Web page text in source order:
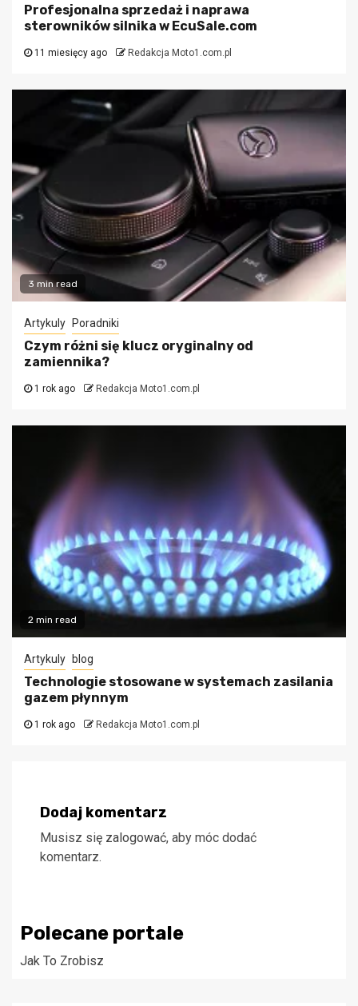
Profesjonalna sprzedaż i naprawa
sterowników silnika w EcuSale.com
11 miesięcy ago Redakcja Moto1.com.pl
3 min read
Artykuly Poradniki
Czym różni się klucz oryginalny od
zamiennika?
1 rok ago Redakcja Moto1.com.pl
2 min read
Artykuly blog
Technologie stosowane w systemach zasilania
gazem płynnym
1 rok ago Redakcja Moto1.com.pl
Dodaj komentarz
Musisz się zalogować, aby móc dodać
komentarz.
Polecane portale
Jak To Zrobisz